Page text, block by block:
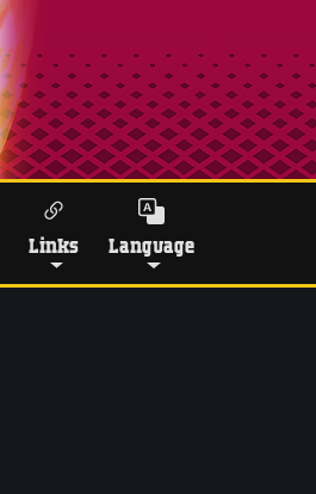
Links Language